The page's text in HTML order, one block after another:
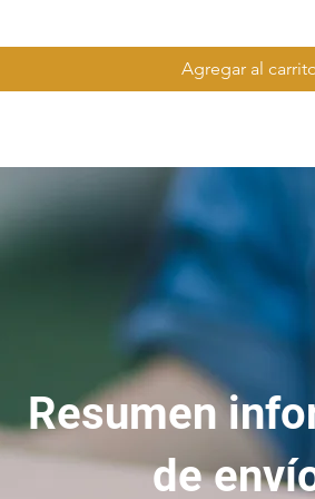
Agregar al
Resumen
de